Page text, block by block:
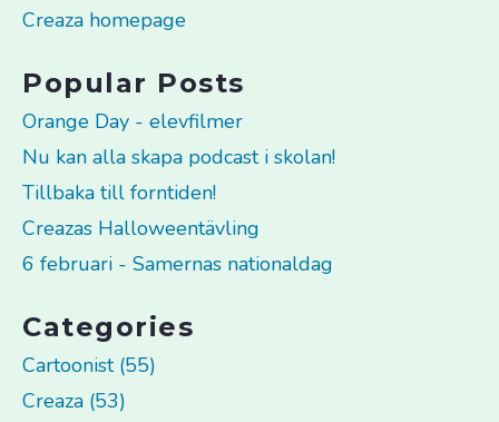
Creaza homepage
Popular Posts
Orange Day - elevfilmer
Nu kan alla skapa podcast i skolan!
Tillbaka till forntiden!
Creazas Halloweentävling
6 februari - Samernas nationaldag
Categories
Cartoonist (55)
Creaza (53)